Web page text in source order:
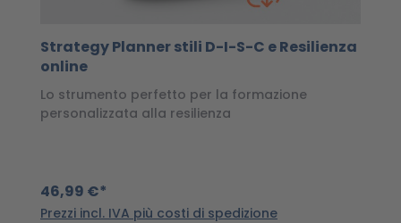
Strategy Planner stili D-I-S-C e Resilienza
online
Lo strumento perfetto per la formazione
personalizzata alla resilienza
46,99 €*
Prezzi incl. IVA più costi di spedizione